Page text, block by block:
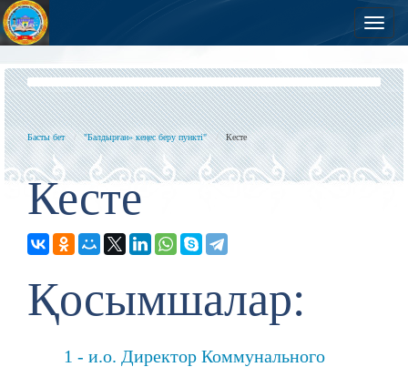
Басты бет "Балдырған» кеңес беру пункті" Кесте
Кесте
Қосымшалар:
1 - и.о. Директор Коммунального